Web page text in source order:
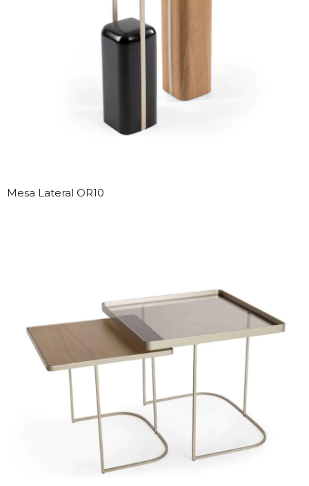
Mesa Lateral OR10